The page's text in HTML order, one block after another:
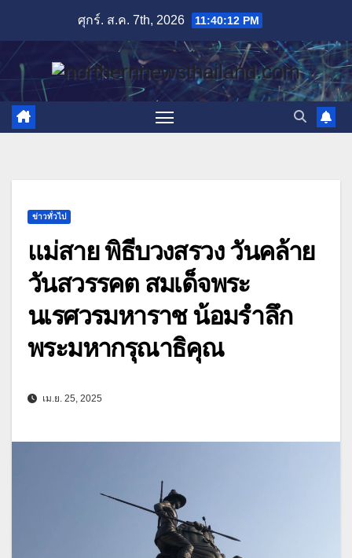
content
ศุกร์. ส.ค. 7th, 2026 11:40:13 PM
ข่าวทั่วไป
แม่สาย พิธีบวงสรวง วันคล้าย
วันสวรรคต สมเด็จพระ
นเรศวรมหาราช น้อมรำลึก
พระมหากรุณาธิคุณ
เม.ย. 25, 2025